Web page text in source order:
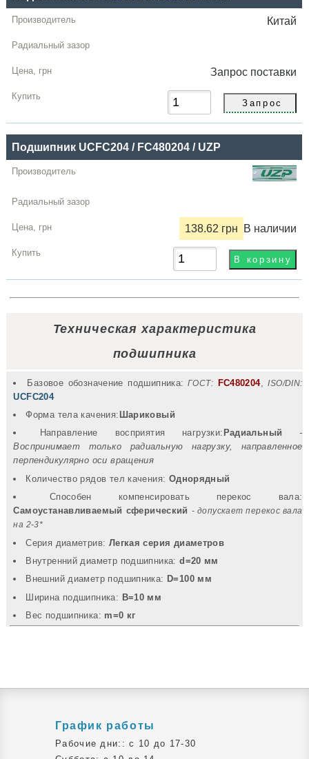
Производитель
Радиальный
грн
Купить
Китай
Запрос поставки
Подшипник UCFC204 / FC480204 / UZP
138.62 грн В наличии
Техническая характеристика
подшипника
Базовое обозначение подшипника: ГОСТ: FC480204,ISO/DIN:
UCFC204
Форма тела качения: Шариковый
Направление восприятия нагрузки: Радиальный
-
Воспринимает только радиальную нагрузку, направленное
перпендикулярно оси вращения
Количество рядов тел качения: Однорядный
Способен компенсировать перекос вала:
Самоустанавливаемый сферический - допускает перекос вала
на 2-3*
Серия диаметрив: Легкая серия диаметров
Внутренний диаметр подшипника:d=20 мм
Внешний диаметр подшипника: D=100 мм
Ширина подшипника: B=10 мм
Вec подшипника: m=0 кг
График работы
Рабочие дни:: c 10 до 17-30